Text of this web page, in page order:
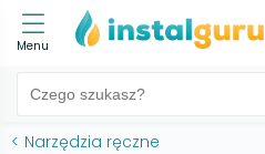
Menu
< Narzędzia ręczne